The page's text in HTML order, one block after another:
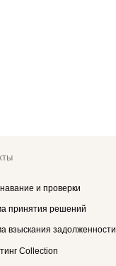
и проверки
принятия решений
взыскания задолженности
Collection